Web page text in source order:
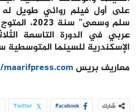
على أول فيلم روائي طويل
سلم وسعى”
عربي في الدورة التاسعة
الإسكندرية للسينما المتوسطية سنة
معاريف بريس
شارك Facebook
Twitter